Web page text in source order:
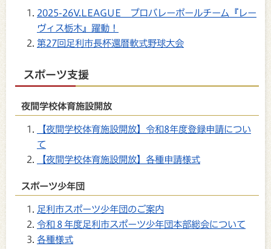
2025-26V.LEAGUE プロバレーボールチーム『レー
ヴィス栃木』躍動！
第27回足利市長杯還暦軟式野球大会
スポーツ支援
夜間学校体育施設開放
【夜間学校体育施設開放】令和8年度登録申請につい
て
【夜間学校体育施設開放】各種申請様式
スポーツ少年団
足利市スポーツ少年団のご案内
令和８年度足利市スポーツ少年団本部総会について
各種様式